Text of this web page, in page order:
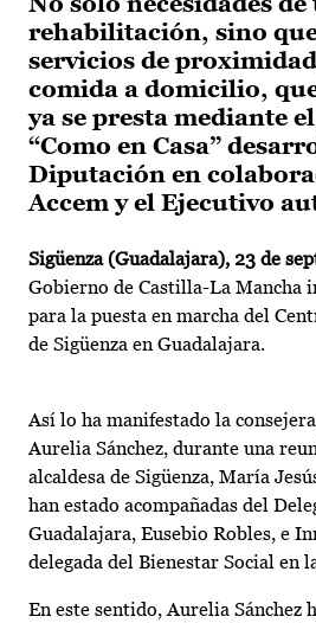
rehabilitación, sino
servicios de
comida a domicilio,
ya se presta mediante
“Como en Casa”
Diputación en
Accem y el Ejecutivo
Sigüenza (Guadalajara), 23 de
Gobierno de Castilla-La Mancha
para la puesta en marcha del
de Sigüenza en Guadalajara.
Así lo ha manifestado la
Aurelia Sánchez, durante una
alcaldesa de Sigüenza, María
han estado acompañadas del
Guadalajara, Eusebio Robles, e
delegada del Bienestar Social en
En este sentido, Aurelia Sánchez